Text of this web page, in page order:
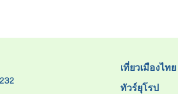
เที่ยวเมืองไทย
ทัวร์ยุโรป